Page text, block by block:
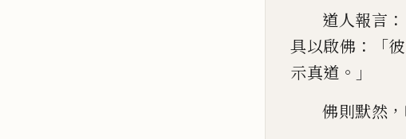
道人報言
具以啟佛 ：「
示真道 。」
佛則默然 ，